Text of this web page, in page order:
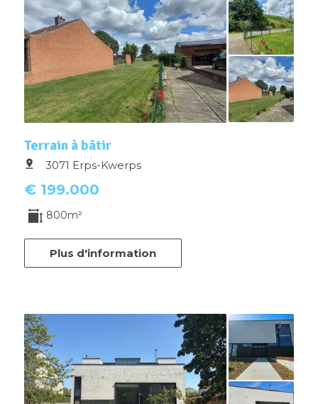
Terrain à bâtir
3071 Erps-Kwerps
€ 199.000
800m²
Plus d'information